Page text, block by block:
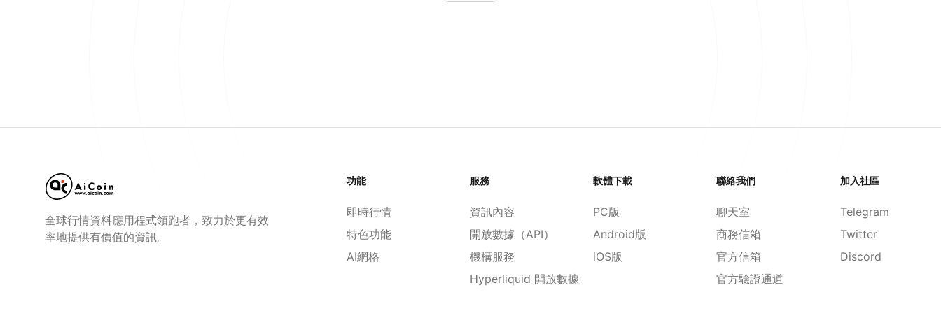
全球行情資料應用程式領跑者，致力於更有效
率地提供有價值的資訊。
功能
即時行情
特色功能
AI網格
服務
資訊內容
開放數據（API）
機構服務
Hyperliquid 開放數據
軟體下載
PC版
Android版
iOS版
聯絡我們
聊天室
商務信箱
官方信箱
官方驗證通道
加入社區
Telegram
Twitter
Discord